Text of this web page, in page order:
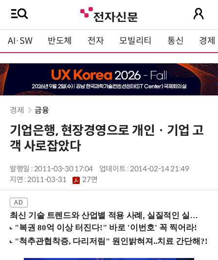
AI·SW 반도체 전자 모빌리티 통신 경제
경제 금융
기업은행, 현장경영으로 개인 · 기업 고
객 사로잡았다
발행일 : 2011-03-30 17:04
업데이트 : 2014-02-14 21:49
지면 :2011-03-31 27면
최신 기술 트렌드와 산업별 적용 사례, 실질적인 실행 전략을 공유 (9/18 양재역)